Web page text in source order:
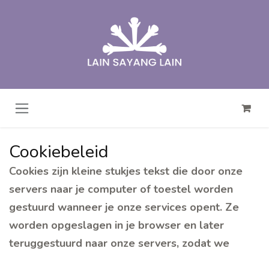
Cookiebeleid
Cookies zijn kleine stukjes tekst die door onze
servers naar je computer of toestel worden
gestuurd wanneer je onze services opent. Ze
worden opgeslagen in je browser en later
teruggestuurd naar onze servers, zodat we